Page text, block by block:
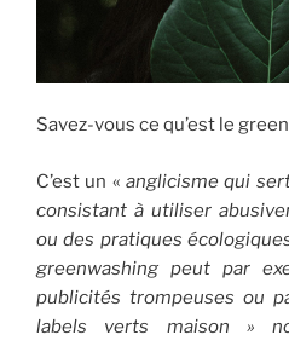
Savez-vous ce qu’est le
C’est un « anglicisme qui
consistant à utiliser
ou des pratiques
greenwashing peut par
publicités trompeuses ou
labels verts maison »